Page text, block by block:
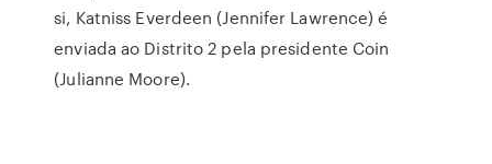
si, Katniss Everdeen (Jennifer Lawrence) é
enviada ao Distrito 2 pela presidente Coin
(Julianne Moore).